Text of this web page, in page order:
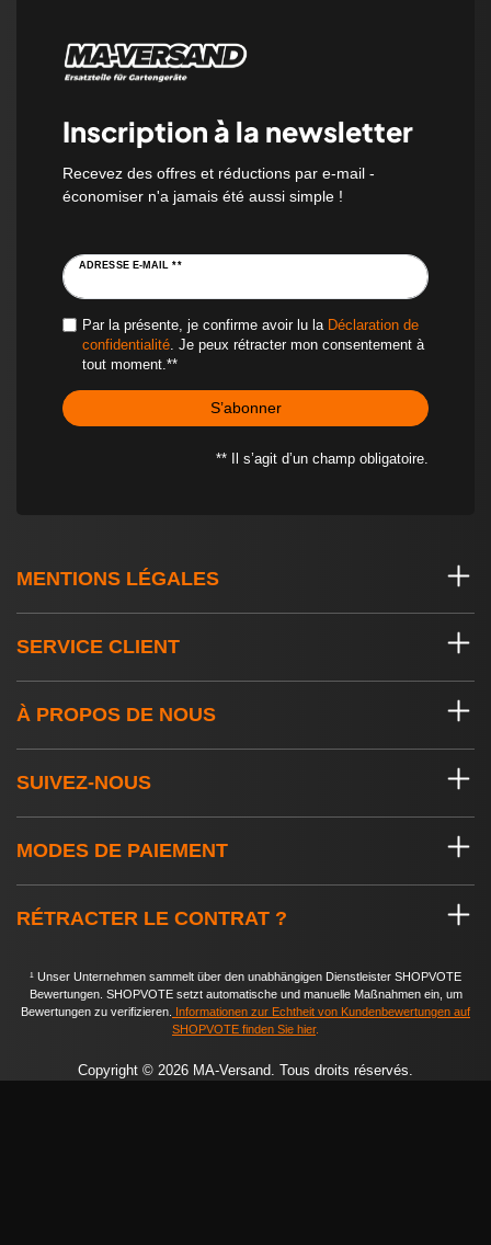
Inscription à la newsletter
Recevez des offres et réductions par e-mail -
économiser n'a jamais été aussi simple !
ADRESSE E-MAIL **
Par la présente, je confirme avoir lu la Déclaration de
confidentialité. Je peux rétracter mon consentement à
tout moment.**
S’abonner
** Il s’agit d’un champ obligatoire.
MENTIONS LÉGALES
SERVICE CLIENT
À PROPOS DE NOUS
SUIVEZ-NOUS
MODES DE PAIEMENT
RÉTRACTER LE CONTRAT ?
¹ Unser Unternehmen sammelt über den unabhängigen Dienstleister SHOPVOTE
Bewertungen. SHOPVOTE setzt automatische und manuelle Maßnahmen ein, um
Bewertungen zu verifizieren. Informationen zur Echtheit von Kundenbewertungen auf
SHOPVOTE finden Sie hier.
Copyright © 2026 MA-Versand. Tous droits réservés.